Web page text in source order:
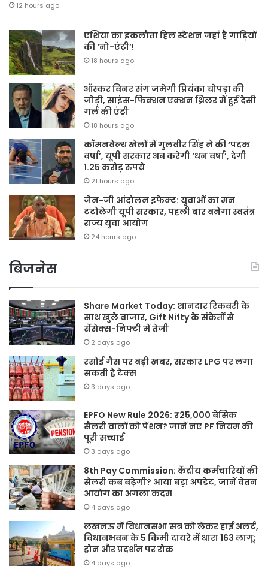
12 hours ago
एशिया का इकलौता हिल स्टेशन जहां है गाड़ियों
की ‘नो-एंट्री’!
18 hours ago
ऑस्कर विनर संग जमेगी प्रियंका चोपड़ा की
जोड़ी, साइंस-फिक्शन एक्शन थ्रिलर में हुई देसी
गर्ल की एंट्री
18 hours ago
कॉमनवेल्थ खेलों में गुलवीर सिंह ने की ‘पदक
वर्षा’, यूपी सरकार अब करेगी ‘धन वर्षा’, देगी
1.25 करोड़ रुपये
21 hours ago
जेन-जी आंदोलन इफेक्ट: युवाओं का मन
टटोलेगी यूपी सरकार, पहली बार बनेगा स्वतंत्र
राज्य युवा आयोग
24 hours ago
बिजनेस
Share Market Today: शानदार रिकवरी के
साथ खुले बाजार, Gift Nifty के संकेतों से
सेंसेक्स-निफ्टी में तेजी
2 days ago
रसोई गैस पर बड़ी खबर, सरकार LPG पर लगा
सकती है टैक्स
3 days ago
EPFO New Rule 2026: ₹25,000 बेसिक
सैलरी वालों को पेंशन? जानें नए PF नियम की
पूरी सच्चाई
3 days ago
8th Pay Commission: केंद्रीय कर्मचारियों की
सैलरी कब बढ़ेगी? आया बड़ा अपडेट, जानें वेतन
आयोग का अगला कदम
4 days ago
लखनऊ में विधानसभा सत्र को लेकर हाई अलर्ट,
विधानभवन के 5 किमी दायरे में धारा 163 लागू;
ड्रोन और प्रदर्शन पर रोक
4 days ago